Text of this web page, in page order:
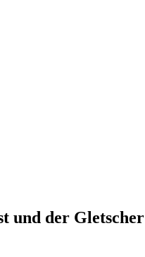
und der Gletscher